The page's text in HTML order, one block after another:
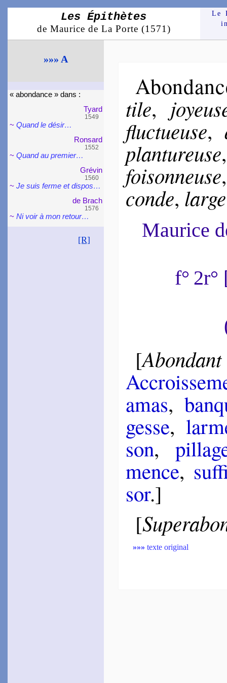
Les Épithètes
de Maurice de La Porte (1571)
Le
»»» A
« abon­dance » dans :
Tyard
1549
~Quand le désir…
Ron­sard
1552
~Quand au pre­mier…
Grévin
1560
~Je suis ferme et dis­pos…
de Brach
1576
~Ni voir à mon re­tour…
1583
[R]
tile,
fluc­tueuse,
plan­tu­reuse
foi­son­neuse
conde, large
Maurice
f°
[Abondant
amas,
gesse,
son,
mence,
sor.]
[
»»» texte original